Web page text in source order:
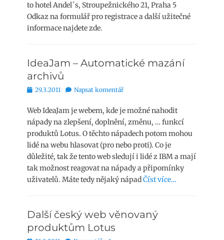
to hotel Andel´s, Stroupežnického 21, Praha 5
Odkaz na formulář pro registrace a další užitečné
informace najdete zde.
IdeaJam – Automatické mazání
archivů
Publikováno
29.3.2011 Napsat komentář
Web IdeaJam je webem, kde je možné nahodit
nápady na zlepšení, doplnění, změnu, … funkcí
produktů Lotus. O těchto nápadech potom mohou
lidé na webu hlasovat (pro nebo proti). Co je
důležité, tak že tento web sledují i lidé z IBM a mají
tak možnost reagovat na nápady a připomínky
uživatelů. Máte tedy nějaký nápadČíst více…
Další český web věnovaný
produktům Lotus